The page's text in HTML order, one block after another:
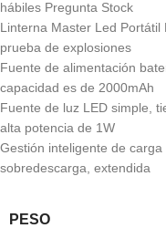
hábiles Pregunta Stock
Linterna Master Led
prueba de explosiones
Fuente de alimentación
capacidad es de 2000mAh
Fuente de luz LED simple,
alta potencia de 1W
Gestión inteligente de
sobredescarga, extendida
PESO